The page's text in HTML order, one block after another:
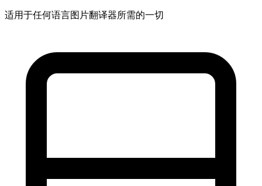
适用于任何语言图片翻译器所需的一切